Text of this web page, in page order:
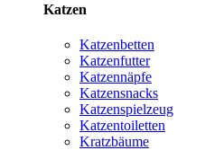
Katzen
Katzenbetten
Katzenfutter
Katzennäpfe
Katzensnacks
Katzenspielzeug
Katzentoiletten
Kratzbäume